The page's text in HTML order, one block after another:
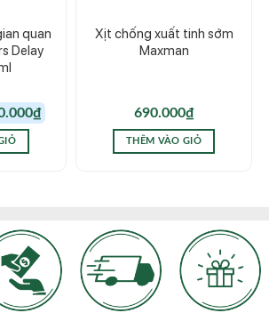
quan
Delay
₫ hiện
Xịt chống xuất tinh sớm
Maxman
690.000₫
THÊM VÀO GIỎ